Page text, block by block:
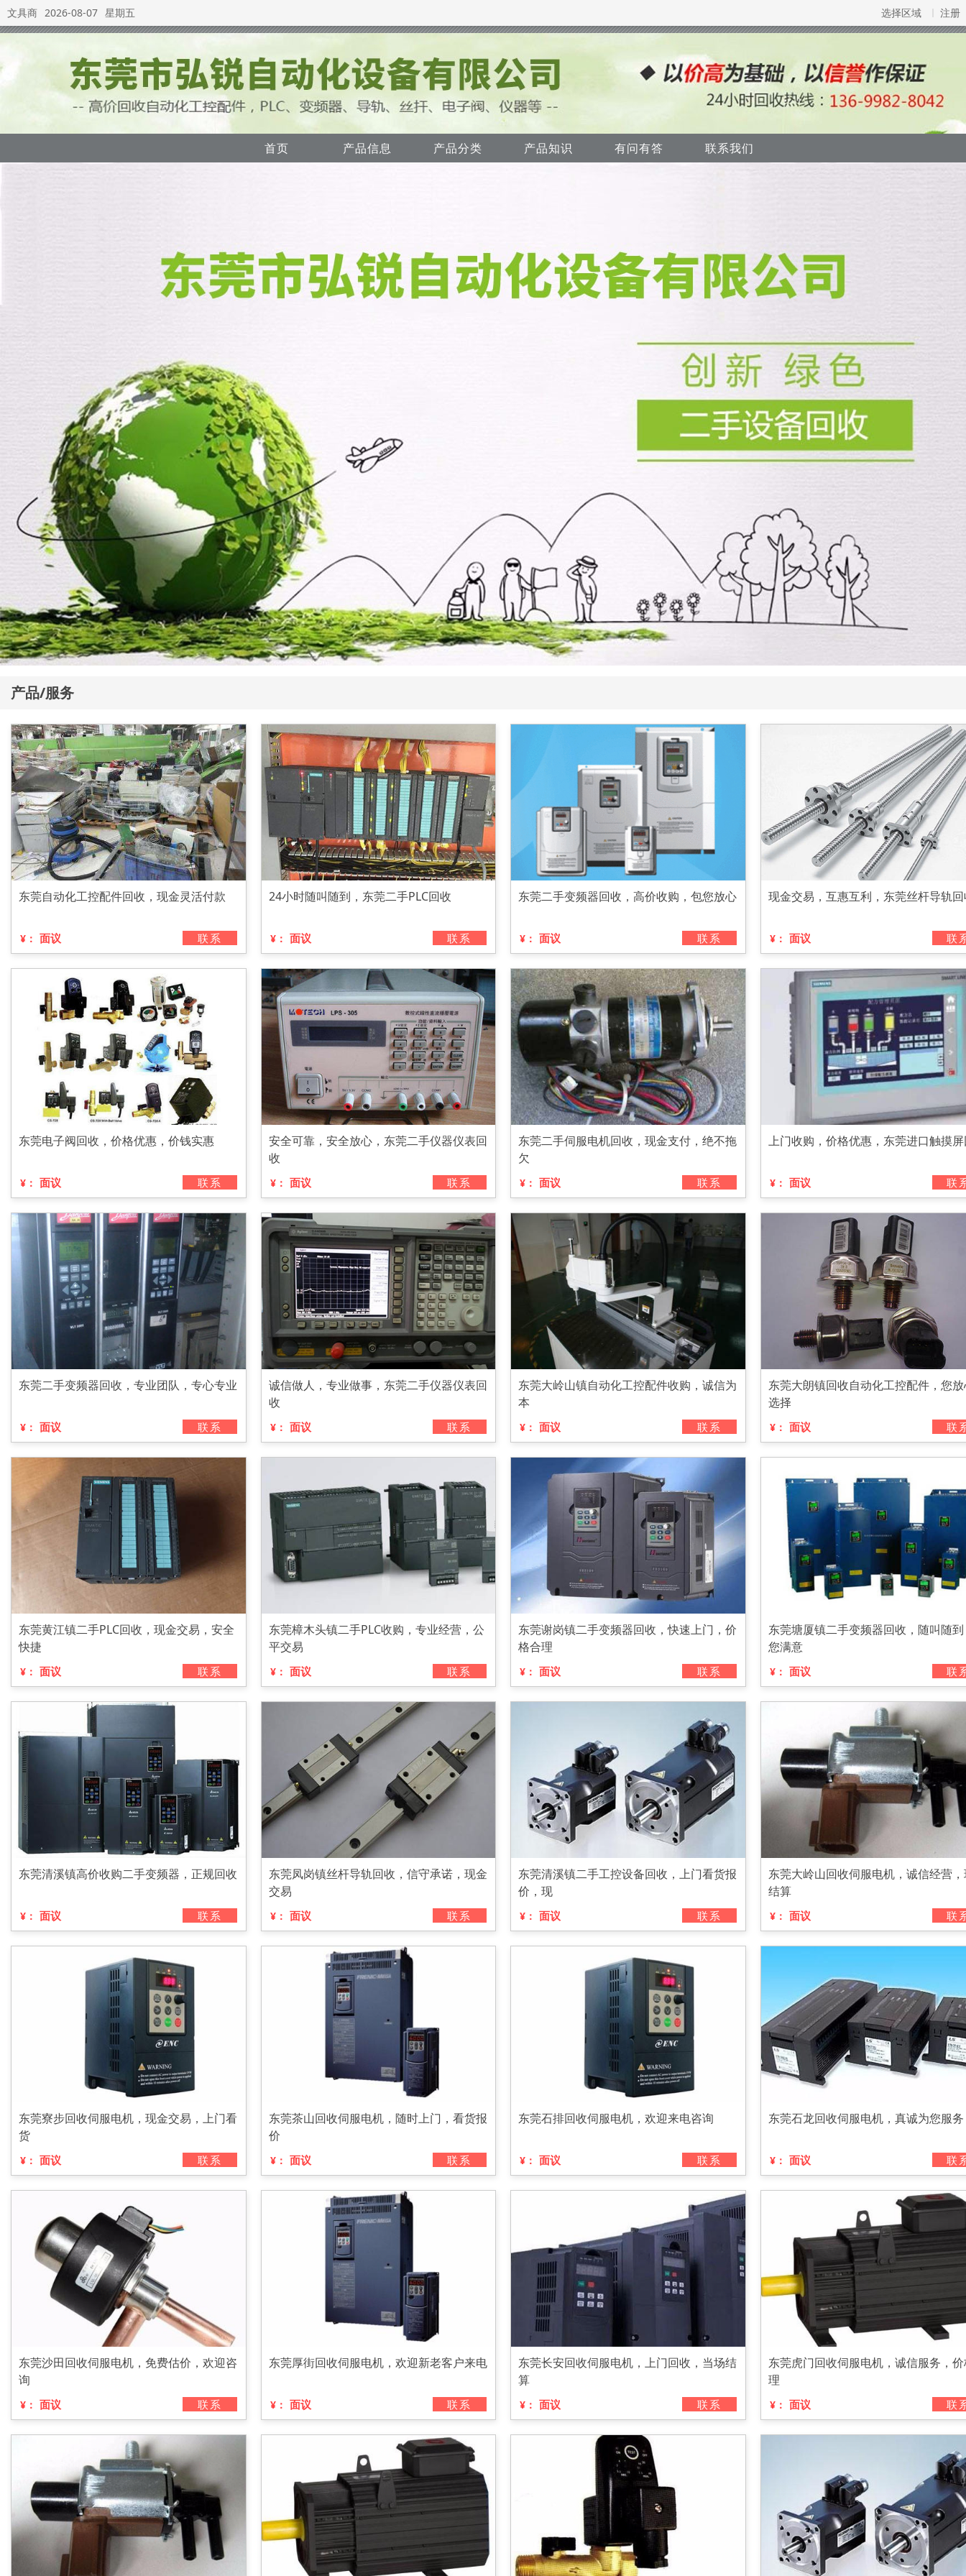
文具商 2026-08-07 星期五 选择区域 注册
首页 产品信息 产品分类 产品知识 有问有答 联系我们
产品/服务
东莞自动化工控配件回收，现金灵活付款
¥： 面议 联系
24小时随叫随到，东莞二手PLC回收
¥： 面议 联系
东莞二手变频器回收，高价收购，包您放心
¥： 面议 联系
现金交易，互惠互利，东莞丝杆导轨
¥： 面议 联
东莞电子阀回收，价格优惠，价钱实惠
¥： 面议 联系
安全可靠，安全放心，东莞二手仪器仪表回
收
¥： 面议 联系
东莞二手伺服电机回收，现金支付，绝不拖
欠
¥： 面议 联系
上门收购，价格优惠，东莞进口触摸
¥： 面议 联
东莞二手变频器回收，专业团队，专心专业
¥： 面议 联系
诚信做人，专业做事，东莞二手仪器仪表回
收
¥： 面议 联系
东莞大岭山镇自动化工控配件收购，诚信为
本
¥： 面议 联系
东莞大朗镇回收自动化工控配件，您
选择
¥： 面议 联
东莞黄江镇二手PLC回收，现金交易，安全
快捷
¥： 面议 联系
东莞樟木头镇二手PLC收购，专业经营，公
平交易
¥： 面议 联系
东莞谢岗镇二手变频器回收，快速上门，价
格合理
¥： 面议 联系
东莞塘厦镇二手变频器回收，随叫随
您满意
¥： 面议 联
东莞清溪镇高价收购二手变频器，正规回收
¥： 面议 联系
东莞凤岗镇丝杆导轨回收，信守承诺，现金
交易
¥： 面议 联系
东莞清溪镇二手工控设备回收，上门看货报
价，现
¥： 面议 联系
东莞大岭山回收伺服电机，诚信经营
结算
¥： 面议 联
东莞寮步回收伺服电机，现金交易，上门看
货
¥： 面议 联系
东莞茶山回收伺服电机，随时上门，看货报
价
¥： 面议 联系
东莞石排回收伺服电机，欢迎来电咨询
¥： 面议 联系
东莞石龙回收伺服电机，真诚为您服务
¥： 面议 联
东莞沙田回收伺服电机，免费估价，欢迎咨
询
¥： 面议 联系
东莞厚街回收伺服电机，欢迎新老客户来电
¥： 面议 联系
东莞长安回收伺服电机，上门回收，当场结
算
¥： 面议 联系
东莞虎门回收伺服电机，诚信服务，
理
¥： 面议 联